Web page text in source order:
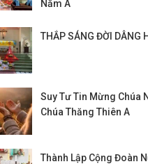
Năm A
THẮP SÁNG ĐỜI DÂNG
Suy Tư Tin Mừng Chúa
Chúa Thăng Thiên A
Thành Lập Cộng Đoàn